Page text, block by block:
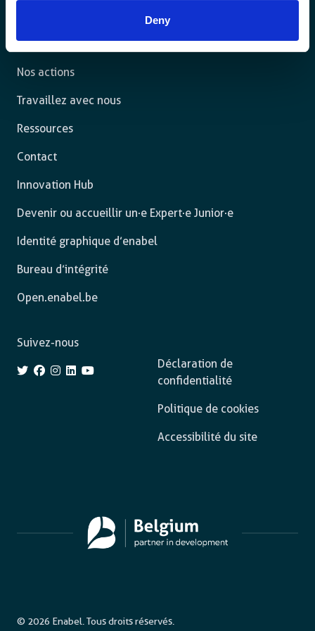
Deny
L’agence
Nos actions
Travaillez avec nous
Ressources
Contact
Innovation Hub
Devenir ou accueillir un·e Expert·e Junior·e
Identité graphique d’enabel
Bureau d’intégrité
Open.enabel.be
Déclaration de
confidentialité
Politique de cookies
Accessibilité du site
Suivez-nous
© 2026 Enabel. Tous droits réservés.